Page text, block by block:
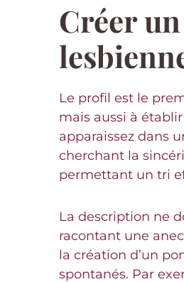
Créer
Le profil est le
mais aussi à
apparaissez dans
cherchant la
permettant un tri
La description ne
racontant une
la création d’un
spontanés. Par